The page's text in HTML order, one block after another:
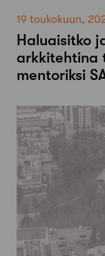
19 toukokuun,
Haluaisitko
arkkitehtina
mentoriksi